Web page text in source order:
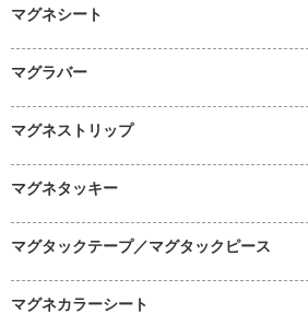
マグネシート
マグラバー
マグネストリップ
マグネタッキー
マグタックテープ／マグタックピース
マグネカラーシート